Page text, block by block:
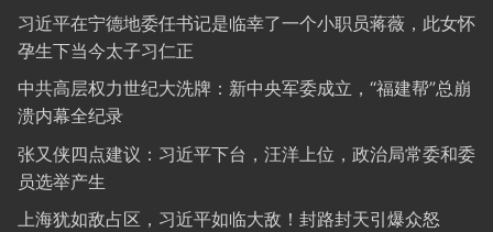
习近平在宁德地委任书记是临幸了一个小职员蒋薇，此女怀
孕生下当今太子习仁正
中共高层权力世纪大洗牌：新中央军委成立，“福建帮”总崩
溃内幕全纪录
张又侠四点建议：习近平下台，汪洋上位，政治局常委和委
员选举产生
上海犹如敌占区，习近平如临大敌！封路封天引爆众怒